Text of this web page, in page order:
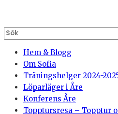
Hem & Blogg
Om Sofia
Träningshelger 2024-
Löparläger i Åre
Konferens Åre
Topptursresa – Topptur